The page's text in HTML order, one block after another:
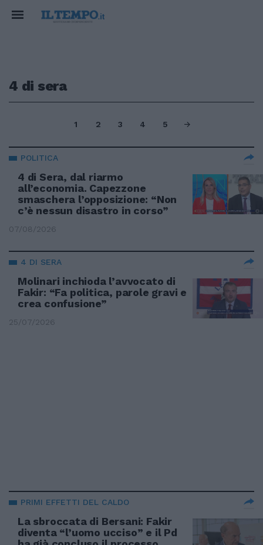
4 di sera
1 2 3 4 5
POLITICA
4 di Sera, dal riarmo
all’economia. Capezzone
smaschera l’opposizione: “Non
c’è nessun disastro in corso”
07/08/2026
4 DI SERA
Molinari inchioda l’avvocato di
Fakir: “Fa politica, parole gravi e
crea confusione”
25/07/2026
PRIMI EFFETTI DEL CALDO
La sbroccata di Bersani: Fakir
diventa “l’uomo ucciso” e il Pd